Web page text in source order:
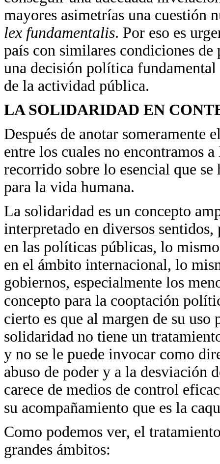
mayores asimetrías una cuestión
lex fundamentalis. Por eso es
país con similares condiciones
una decisión política
de la actividad pública.
LA SOLIDARIDAD EN
Después de anotar someramente
entre los cuales no encontramos
recorrido sobre lo esencial que
para la vida humana.
La solidaridad es un concepto
interpretado en diversos
en las políticas públicas, lo
en el ámbito internacional, lo
gobiernos, especialmente los
concepto para la cooptación
cierto es que al margen de su uso
solidaridad no tiene un
y no se le puede invocar como
abuso de poder y a la desviación
carece de medios de control
su acompañamiento que es la
Como podemos ver, el
grandes ámbitos: